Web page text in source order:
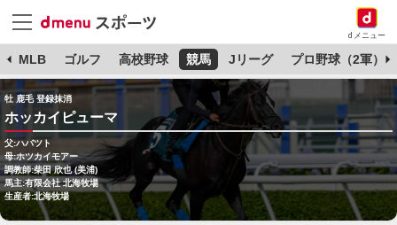
dメニュー
MLB ゴルフ 高校野球 競馬 Jリーグ プロ野球（2軍）
牡 鹿毛 登録抹消
ホッカイピューマ
父:ハバツト
母:ホツカイモアー
調教師:柴田 欣也 (美浦)
馬主:有限会社 北海牧場
生産者:北海牧場